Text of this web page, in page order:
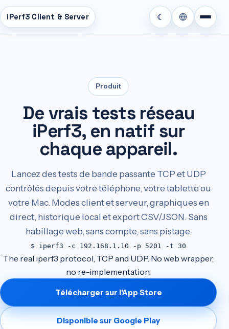
iPerf3 Client & Server ☾
Produit
De vrais tests réseau
iPerf3, en natif sur
chaque appareil.
Lancez des tests de bande passante TCP et UDP
contrôlés depuis votre téléphone, votre tablette ou
votre Mac. Modes client et serveur, graphiques en
direct, historique local et export CSV/JSON. Sans
habillage web, sans compte, sans pistage.
$ iperf3 -c 192.168.1.10 -p 5201 -t 30
The real iperf3 protocol, TCP and UDP. No web wrapper,
no re-implementation.
Télécharger sur l'App Store
Disponible sur Google Play